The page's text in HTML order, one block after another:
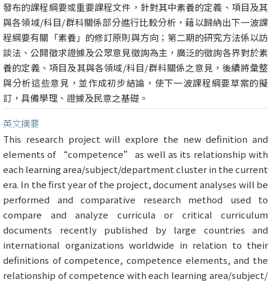
發布的課程綱要或重要課程文件，針對其中素養的定義、項目及其
與各領域/科目/群科關係部分進行比較分析，藉以歸納出下一波課
程綱要有關「素養」的修訂原則與方向；第二期的研究方法係以訪
談法、公開徵求證據及公眾意見徵詢為主，廣泛的徵詢各界對於素
養的定義、項目及其與各領域/科目/群科關係之意見，後續將彙整
與分析這些意見，並作成初步結論，使下一波課程綱要草案的擬
訂，具備學理、證據及民意之基礎。
英文摘要
This research project will explore the new definition and
elements of “competence” as well as its relationship with
each learning area/subject/department cluster in the current
era. In the first year of the project, document analyses will be
performed and comparative research method used to
compare and analyze curricula or critical curriculum
documents recently published by large countries and
international organizations worldwide in relation to their
definitions of competence, competence elements, and the
relationship of competence with each learning area/subject/